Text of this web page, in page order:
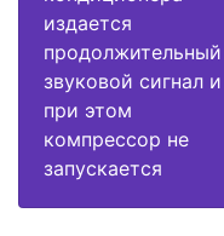
издается
продолжительный
звуковой сигнал и
при этом
компрессор не
запускается